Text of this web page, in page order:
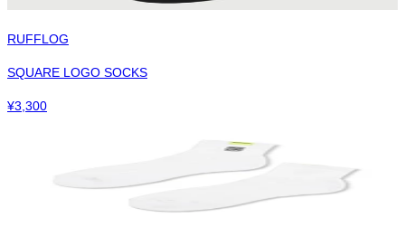
RUFFLOG
SQUARE LOGO SOCKS
¥3,300